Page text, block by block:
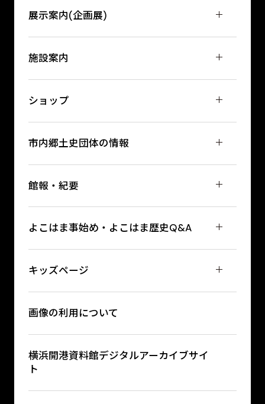
展示案内(企画展)
施設案内
ショップ
市内郷土史団体の情報
館報・紀要
よこはま事始め・よこはま歴史Q&A
キッズページ
画像の利用について
横浜開港資料館デジタルアーカイブサイ
ト